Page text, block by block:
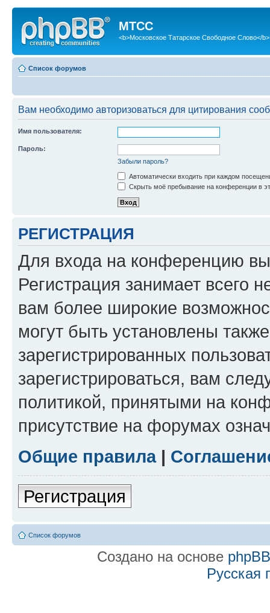
МТСС
<b>Московское Татарское Свободное Слово</b>
Список форумов
Вам необходимо авторизоваться для цитирования
Имя пользователя:
Пароль:
Забыли пароль?
Автоматически входить при каждом
Скрыть моё пребывание на конференции в
РЕГИСТРАЦИЯ
Для входа на конференцию
Регистрация занимает всего
вам более широкие
могут быть установлены
зарегистрированных
зарегистрироваться, вам
политикой, принятыми на
присутствие на форумах
Общие правила|
Регистрация
Список форумов
Создано на основе phpBB
Русская